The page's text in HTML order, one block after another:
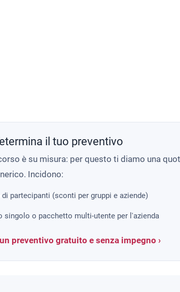
il tuo preventivo
è su misura: per questo ti diamo una
Incidono:
partecipanti (sconti per gruppi e aziende)
singolo o pacchetto multi-utente per l'azienda
preventivo gratuito e senza impegno ›